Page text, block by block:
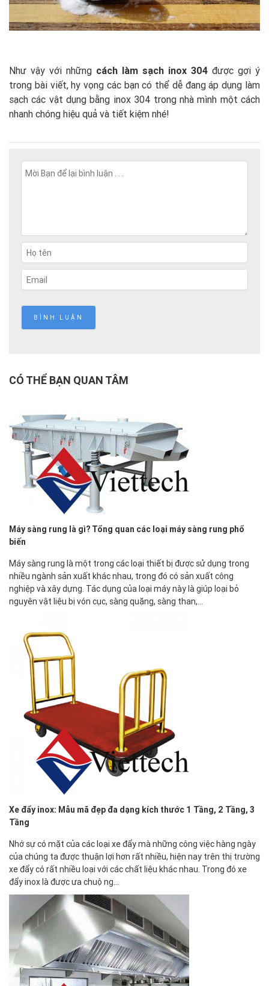
Như vậy với những cách làm sạch inox 304 được gợi ý
trong bài viết, hy vọng các bạn có thể dễ đang áp dụng làm
sạch các vật dụng bằng inox 304 trong nhà mình một cách
nhanh chóng hiệu quả và tiết kiệm nhé!
CÓ THỂ BẠN QUAN TÂM
Máy sàng rung là gì? Tổng quan các loại máy sàng rung phổ
biến
Máy sàng rung là một trong các loại thiết bị được sử dụng trong
nhiều ngành sản xuất khác nhau, trong đó có sản xuất công
nghiệp và xây dựng. Tác dụng của loại máy này là giúp loại bỏ
nguyên vật liệu bị vón cục, sàng quặng, sàng than,…
Xe đẩy inox: Mẫu mã đẹp đa dạng kích thước 1 Tầng, 2 Tầng, 3
Tầng
Nhớ sự có mặt của các loại xe đẩy mà những công việc hàng ngày
của chúng ta được thuận lợi hơn rất nhiều, hiện nay trên thị trường
xe đẩy có rất nhiều loại với các chất liệu khác nhau. Trong đó xe
đẩy inox là được ưa chuộng…